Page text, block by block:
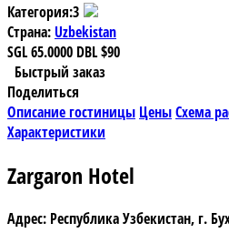
Категория:3
Страна: Uzbekistan
SGL65.0000 DBL$90
Быстрый заказ
Поделиться
Описание гостиницы ЦеныСхема
Характеристики
Zargaron Hotel
Адрес: Республика Узбекистан, г.